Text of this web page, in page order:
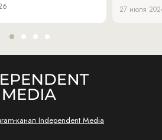
27 июля
канал Independent Media